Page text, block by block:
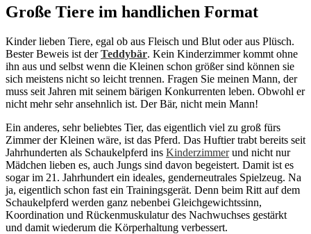
Große Tiere im handlichen Format
Kinder lieben Tiere, egal ob aus Fleisch und Blut oder aus Plüsch.
Bester Beweis ist derTeddybär. Kein Kinderzimmer kommt ohne
ihn aus und selbst wenn die Kleinen schon größer sind können sie
sich meistens nicht so leicht trennen. Fragen Sie meinen Mann, der
muss seit Jahren mit seinem bärigen Konkurrenten leben. Obwohl er
nicht mehr sehr ansehnlich ist. Der Bär, nicht mein Mann!
Ein anderes, sehr beliebtes Tier, das eigentlich viel zu groß fürs
Zimmer der Kleinen wäre, ist das Pferd. Das Huftier trabt bereits seit
Jahrhunderten als Schaukelpferd ins Kinderzimmerund nicht nur
Mädchen lieben es, auch Jungs sind davon begeistert. Damit ist es
sogar im 21. Jahrhundert ein ideales, genderneutrales Spielzeug. Na
ja, eigentlich schon fast ein Trainingsgerät. Denn beim Ritt auf dem
Schaukelpferd werden ganz nebenbei Gleichgewichtssinn,
Koordination und Rückenmuskulatur des Nachwuchses gestärkt
und damit wiederum die Körperhaltung verbessert.